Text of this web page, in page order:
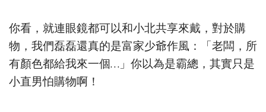
你看，就連眼鏡都可以和小北共享來戴，對於購
物，我們磊磊還真的是富家少爺作風：「老闆，所
有顏色都給我來一個…」你以為是霸總，其實只是
小直男怕購物啊！